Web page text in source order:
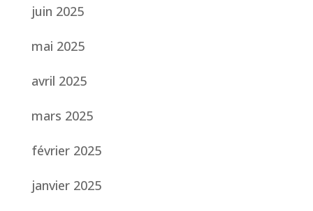
juin 2025
mai 2025
avril 2025
mars 2025
février 2025
janvier 2025